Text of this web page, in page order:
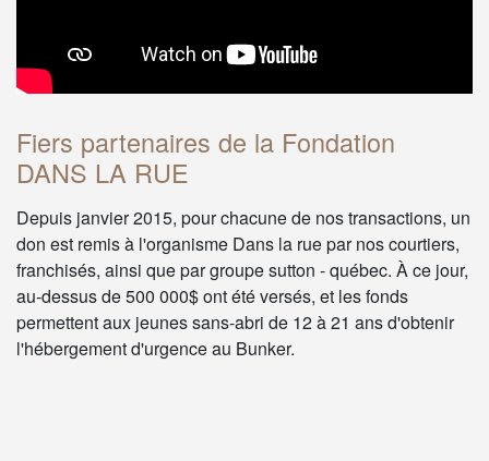
Fiers partenaires de la Fondation
DANS LA RUE
Depuis janvier 2015, pour chacune de nos transactions, un
don est remis à l'organisme Dans la rue par nos courtiers,
franchisés, ainsi que par groupe sutton - québec. À ce jour,
au-dessus de 500 000$ ont été versés, et les fonds
permettent aux jeunes sans-abri de 12 à 21 ans d'obtenir
l'hébergement d'urgence au Bunker.